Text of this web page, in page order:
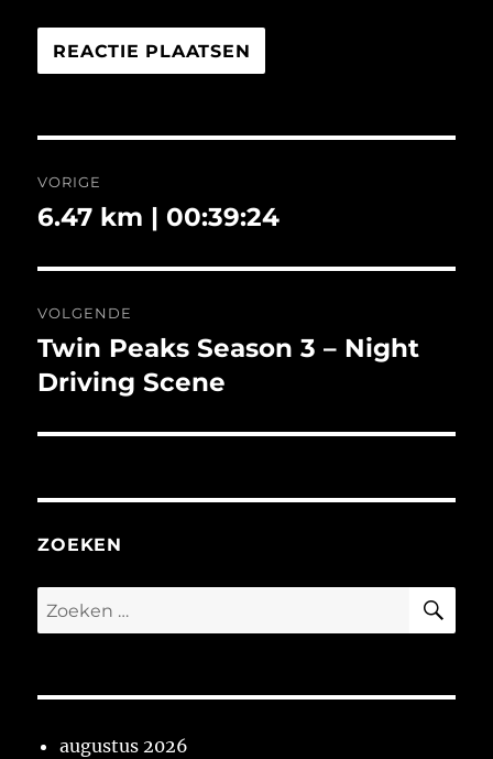
navigatie
VORIGE
Vorig
6.47 km | 00:39:24
VOLGENDE
Volgend
bericht:
Twin Peaks Season 3 – Night
Driving Scene
ZOEKEN
Zoeken
naar:
augustus 2026